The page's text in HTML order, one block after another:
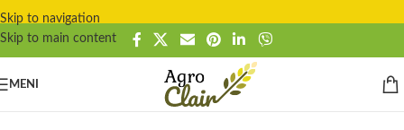
Skip to navigation
Skip to main content
MENI